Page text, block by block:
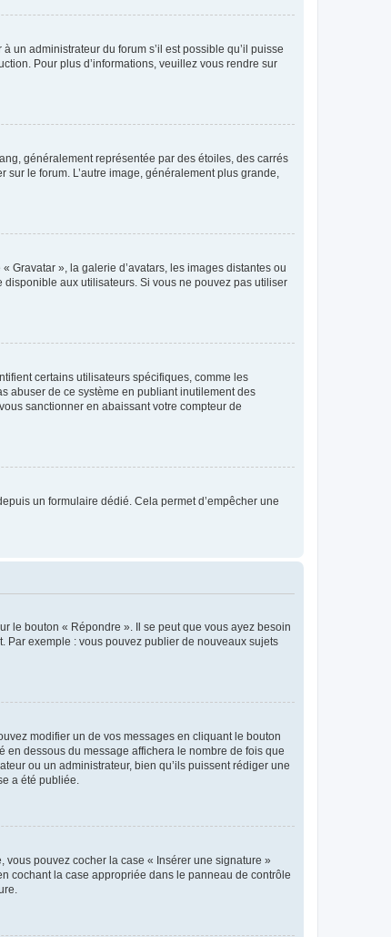
un administrateur du forum s’il est possible qu’il puisse
Pour plus d’informations, veuillez vous rendre sur
généralement représentée par des étoiles, des carrés
le forum. L’autre image, généralement plus grande,
Gravatar », la galerie d’avatars, les images distantes ou
aux utilisateurs. Si vous ne pouvez pas utiliser
certains utilisateurs spécifiques, comme les
abuser de ce système en publiant inutilement des
sanctionner en abaissant votre compteur de
un formulaire dédié. Cela permet d’empêcher une
le bouton « Répondre ». Il se peut que vous ayez besoin
Par exemple : vous pouvez publier de nouveaux sujets
modifier un de vos messages en cliquant le bouton
en dessous du message affichera le nombre de fois que
ou un administrateur, bien qu’ils puissent rédiger une
a été publiée.
vous pouvez cocher la case « Insérer une signature »
cochant la case appropriée dans le panneau de contrôle